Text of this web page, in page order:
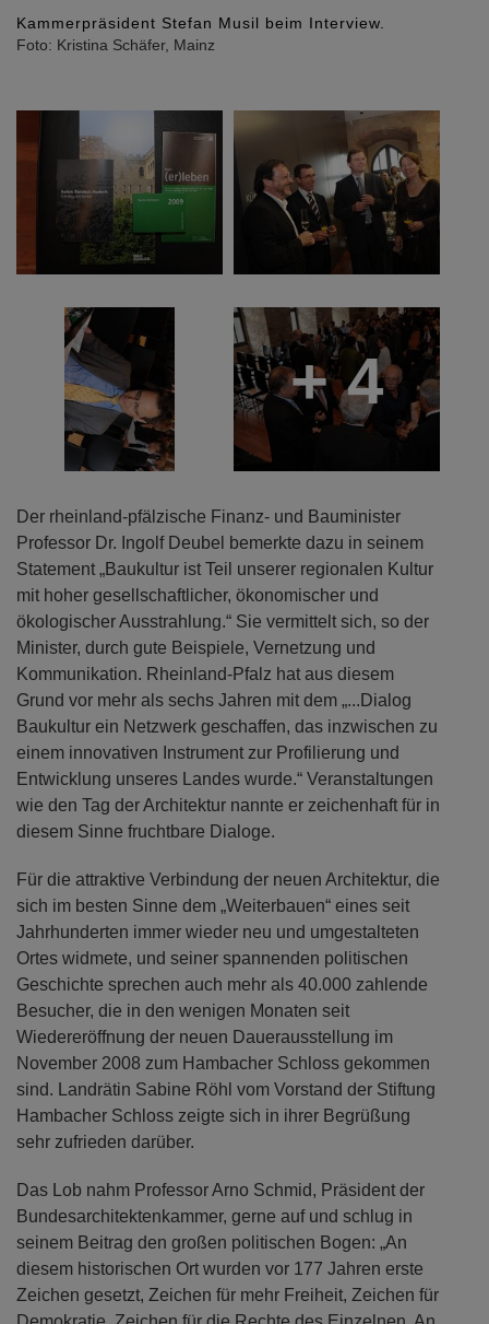
Informationen zum Tag der Architektur, demn
Baumaßnahmen am Hambacher Schloss und zur
Foto: Kristina Schäfer, Mainz
+ 4
Der rheinland-pfälzische Finanz- und Bauminister
Professor Dr. Ingolf Deubel bemerkte dazu in seinem
Statement „Baukultur ist Teil unserer regionalen Kultur
mit hoher gesellschaftlicher, ökonomischer und
Minister, durch gute Beispiele, Vernetzung und
Kommunikation. Rheinland-Pfalz hat aus diesem
Grund vor mehr als sechs Jahren mit dem „...Dialog
Baukultur ein Netzwerk geschaffen, das inzwischen zu
einem innovativen Instrument zur Profilierung und
Entwicklung unseres Landes wurde.“ Veranstaltungen
wie den Tag der Architektur nannte er zeichenhaft für in
diesem Sinne fruchtbare Dialoge.
Für die attraktive Verbindung der neuen Architektur, die
sich im besten Sinne dem „Weiterbauen“ eines seit
Jahrhunderten immer wieder neu und umgestalteten
Ortes widmete, und seiner spannenden politischen
Geschichte sprechen auch mehr als 40.000 zahlende
Besucher, die in den wenigen Monaten seit
November 2008 zum Hambacher Schloss gekommen
Hambacher Schloss zeigte sich in ihrer Begrüßung
sehr zufrieden darüber.
Das Lob nahm Professor Arno Schmid, Präsident der
seinem Beitrag den großen politischen Bogen: „An